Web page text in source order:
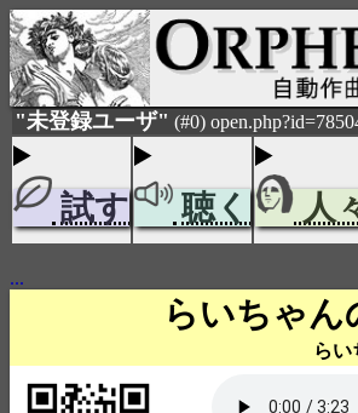
"未登録ユーザ" (#0)
試す 聴く 人
...
らいちゃん
らい